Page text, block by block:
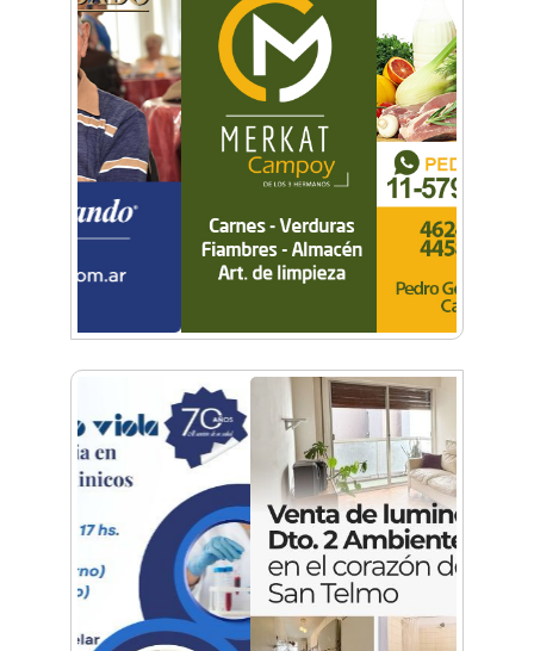
para conocer lo que se produce en el distrito
Historias con Toque Venezolano: Tequeños, la
esencia del sabor y la alegría en un bocado
Build With AI: Google Developer Groups
Castelar llevó charlas de IA a BYTEC
Lunettes de vegetales y corazón de
mozzarella: El paso a paso para una pasta de
Una organización en expansión: Pamela
La mejor berenjena en escabeche está en la
Zona Oeste
Viva Fest llenó la plaza San Martín de Haedo
con música, feria y familias